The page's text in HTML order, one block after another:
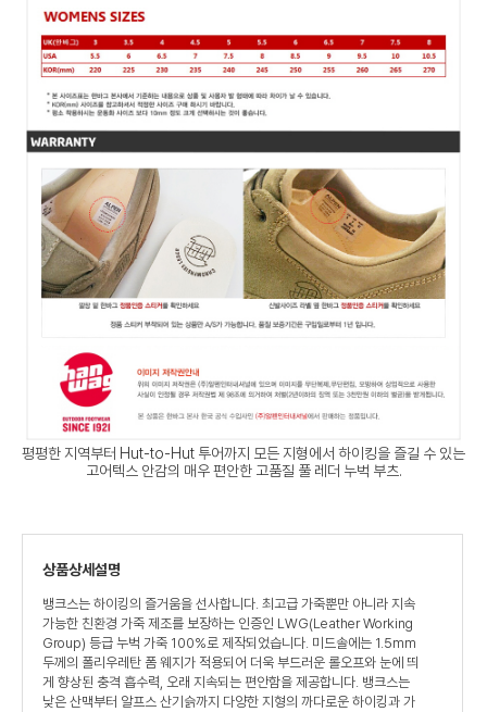
평평한 지역부터 Hut-to-Hut 투어까지 모든 지형에서 하이킹을 즐길 수 있는
고어텍스 안감의 매우 편안한 고품질 풀 레더 누벅 부츠.
상품상세설명
뱅크스는 하이킹의 즐거움을 선사합니다. 최고급 가죽뿐만 아니라 지속
가능한 친환경 가죽 제조를 보장하는 인증인 LWG(Leather Working
Group) 등급 누벅 가죽 100%로 제작되었습니다. 미드솔에는 1.5mm
두께의 폴리우레탄 폼 웨지가 적용되어 더욱 부드러운 롤오프와 눈에 띄
게 향상된 충격 흡수력, 오래 지속되는 편안함을 제공합니다. 뱅크스는
낮은 산맥부터 알프스 산기슭까지 다양한 지형의 까다로운 하이킹과 가